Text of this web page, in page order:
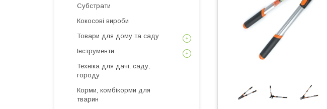
Субстрати
Кокосові вироби
Товари для дому та саду
Інструменти
Техніка для дачі, саду,
городу
Корми, комбікорми для
тварин